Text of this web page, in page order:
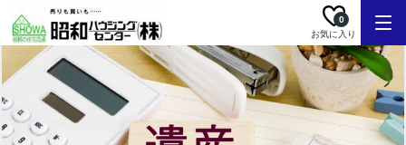
お気に入り
0